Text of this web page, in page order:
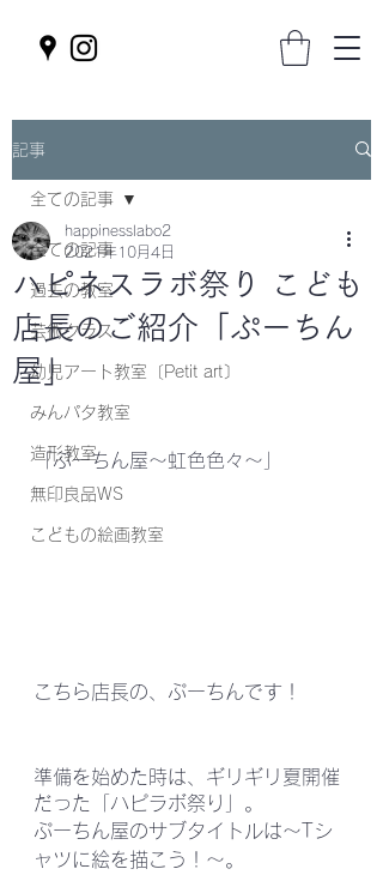
記事
全ての記事
過去の教室
芸術クラス
幼児アート教室〔Petit art〕
みんパタ教室
造形教室
無印良品WS
こどもの絵画教室
全ての記事
ハピネスラボ祭り こども
店長のご紹介「ぷーちん
屋」
happinesslabo2
2021年10月4日
「ぷーちん屋～虹色色々～」
こちら店長の、ぷーちんです！
準備を始めた時は、ギリギリ夏開催
だった「ハピラボ祭り」。
ぷーちん屋のサブタイトルは～Tシ
ャツに絵を描こう！～。